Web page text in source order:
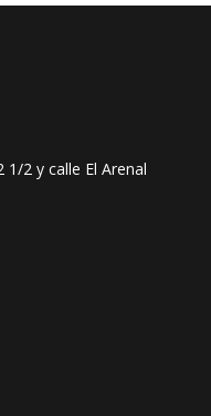
2 y calle El Arenal